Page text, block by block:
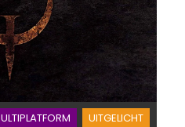
UITGELICHT